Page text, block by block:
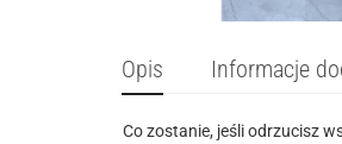
Opis Informacje
Co zostanie, jeśli odrzucisz